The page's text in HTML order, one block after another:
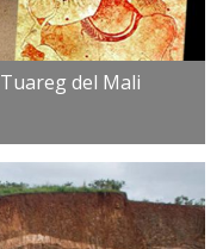
del Mali